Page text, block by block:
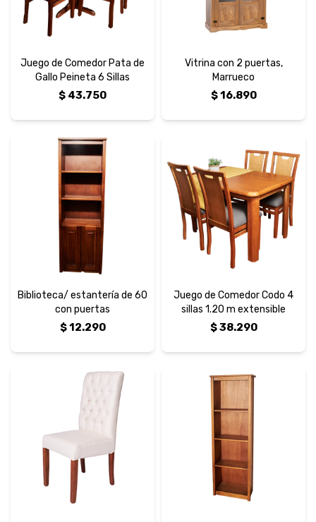
Juego de Comedor Pata de
Gallo Peineta 6 Sillas
$ 43.750
Vitrina con 2 puertas,
Marrueco
$16.890
Biblioteca/ estantería de 60
con puertas
$12.290
Juego de Comedor Codo 4
sillas 1.20 m extensible
$38.290